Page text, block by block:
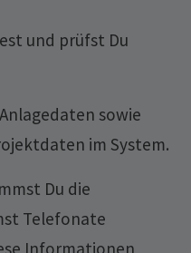
und prüfst Du
sowie
im System.
Du die
Telefonate
Informationen